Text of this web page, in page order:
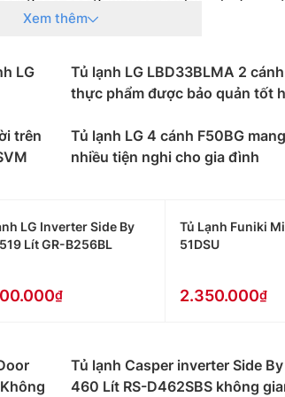
một số sản phẩm còn có cửa phụ
thoát đáng kể khi không phải mở cửa
lạnh French Door, Tủ lạnh ngăn đá dưới,
hàng đầu được người tiêu dùng quan
2 cánh phù hợp với gia đình có ít thành
như:
Tủ lạnh LG 2 cánh, 4 cánh đáp ứng
mát dưới. Không những vậy ở một số
Xem thêm
LG
Tủ lạnh LG LBD33BLMA 2
thực phẩm được bảo quản tốt
trên
Tủ lạnh LG 4 cánh F50BG
nhiều tiện nghi cho gia đình
LG Inverter Side By
Lít GR-B256BL
Tủ Lạnh Funiki
51DSU
2.350.000
Tủ lạnh Casper inverter Side
460 Lít RS-D462SBS không